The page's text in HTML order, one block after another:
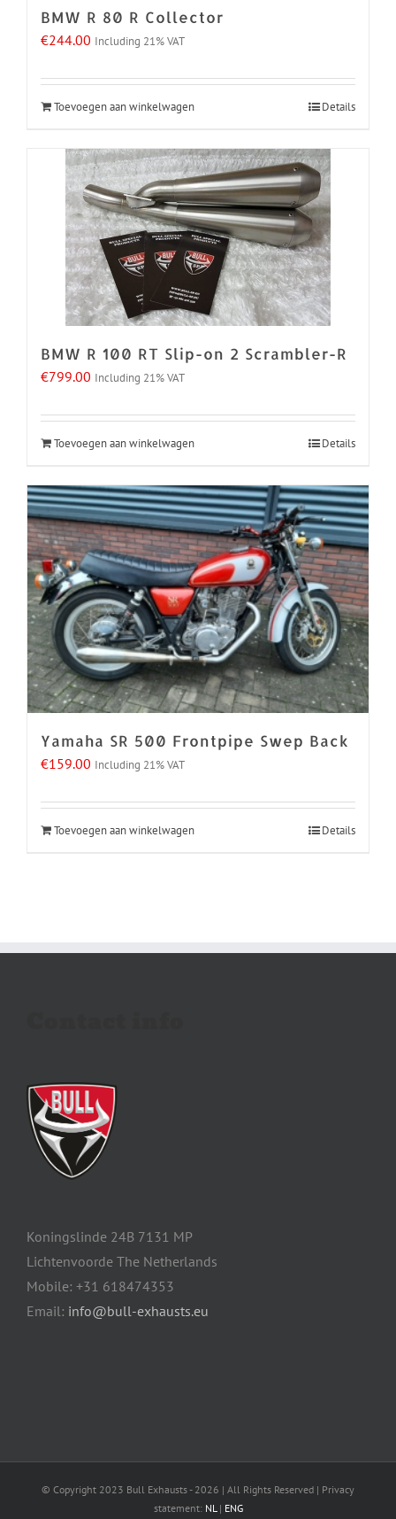
BMW R 80 R Collector
€244.00 Including 21% VAT
Toevoegen aan winkelwagen Details
BMW R 100 RT Slip-on 2 Scrambler-R
€799.00 Including 21% VAT
Toevoegen aan winkelwagen Details
Yamaha SR 500 Frontpipe Swep Back
€159.00 Including 21% VAT
Toevoegen aan winkelwagen Details
Koningslinde 24B 7131 MP
Lichtenvoorde The Netherlands
Mobile: +31 618474353
Email: info@bull-exhausts.eu
© Copyright 2023 Bull Exhausts - 2026 | All Rights Reserved | Privacy
statement: NL | ENG